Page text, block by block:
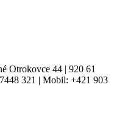
Otrokovce 44 | 920 61
321 | Mobil: +421 903